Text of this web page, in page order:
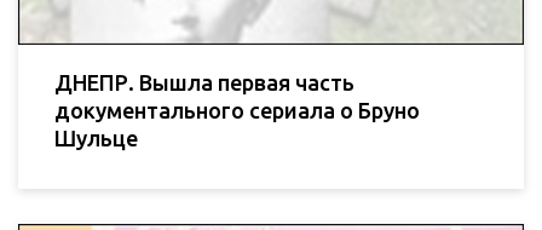
ДНЕПР. Вышла первая часть
документального сериала о Бруно
Шульце